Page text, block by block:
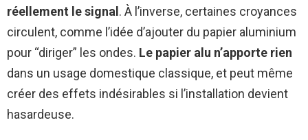
réellement le signal . À l’inverse, certaines croyances
circulent, comme l’idée d’ajouter du papier aluminium
pour “diriger” les ondes. Le papier alu n’apporte rien
dans un usage domestique classique, et peut même
créer des effets indésirables si l’installation devient
hasardeuse.